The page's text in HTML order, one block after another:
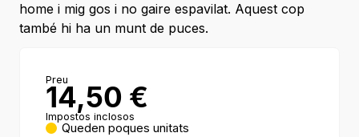
home i mig gos i no gaire espavilat. Aquest cop
també hi ha un munt de puces.
Preu
14,50 €
Impostos inclosos
Queden poques unitats